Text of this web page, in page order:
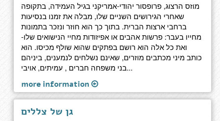
מוזס הרצוג, פרופסור יהודי-אמריקני בגיל העמידה, בתקופה
שאחרי הגירושים השניים שלו, מבלה את זמנו בנסיעות
ברחבי ארצות הברית. בתוך כך הוא חוזר ונזכר בתמונות
מחייו בעבר: פרשות אהבים או אפיזודות מחיי הנישואים שלו-
ואת כל אלה הוא רושם בפתקים שהוא שולף מכיסו. הוא
כותב מיני מכתבים מוזרים, שאינם נשלחים לנמענים, ביניהם
בני משפחה חברים , עמיתים, אויבי...
more information
גן של צללים